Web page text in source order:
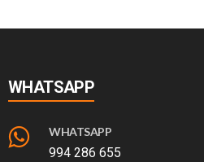
WHATSAPP
WHATSAPP
994 286 655